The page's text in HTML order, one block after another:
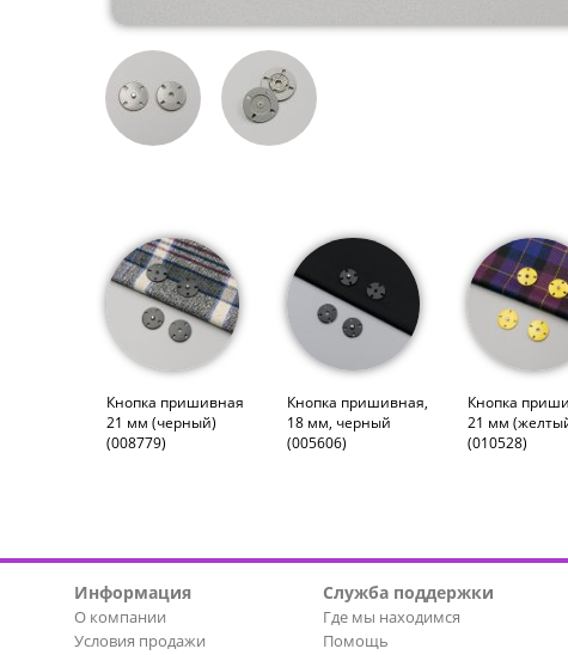
Кнопка пришивная
21 мм (черный)
(008779)
Кнопка пришивная,
18 мм, черный
(005606)
Кнопка
21 мм
(010528)
Информация
О компании
Условия продажи
Служба поддержки
Где мы находимся
Помощь